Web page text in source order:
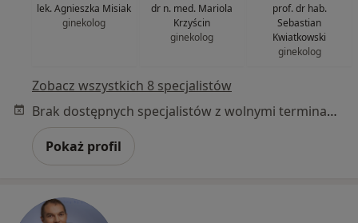
lek. Agnieszka Misiak
ginekolog
dr n. med. Mariola
Krzyścin
ginekolog
prof. dr hab.
Sebastian
Kwiatkowski
ginekolog
Zobacz wszystkich 8 specjalistów
Brak dostępnych specjalistów z wolnymi terminami w tym centrum medycznym.
Pokaż profil